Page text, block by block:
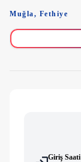
Muğla, Fethiye
Giriş Saati